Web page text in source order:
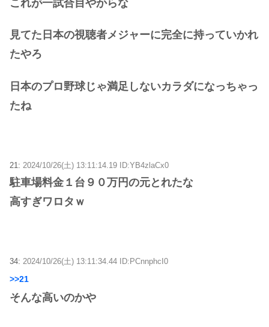
これが一試合目やからな
見てた日本の視聴者メジャーに完全に持っていかれ
たやろ
日本のプロ野球じゃ満足しないカラダになっちゃっ
たね
21: 2024/10/26(土) 13:11:14.19 ID:YB4zlaCx0
駐車場料金１台９０万円の元とれたな
高すぎワロタｗ
34: 2024/10/26(土) 13:11:34.44 ID:PCnnphcI0
>>21
そんな高いのかや